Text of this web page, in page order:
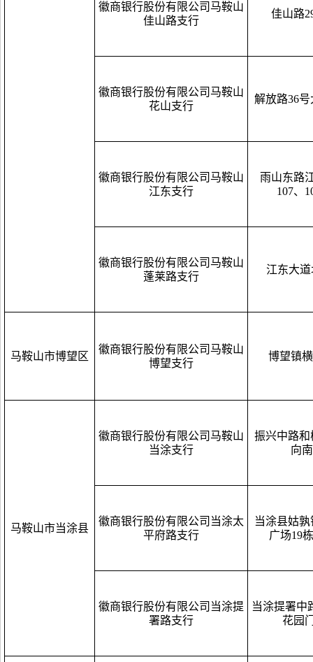
徽商银行股份有限公司马鞍山
佳山路支行
佳山路
徽商银行股份有限公司马鞍山
花山支行
解放路36
徽商银行股份有限公司马鞍山
江东支行
雨山东路
107、
徽商银行股份有限公司马鞍山
蓬莱路支行
江东大
马鞍山市博望区
徽商银行股份有限公司马鞍山
博望支行
博望镇
马鞍山市当涂县
徽商银行股份有限公司马鞍山
当涂支行
振兴中路
向
徽商银行股份有限公司当涂太
平府路支行
当涂县姑
广场19
徽商银行股份有限公司当涂提
署路支行
当涂提署中
花园